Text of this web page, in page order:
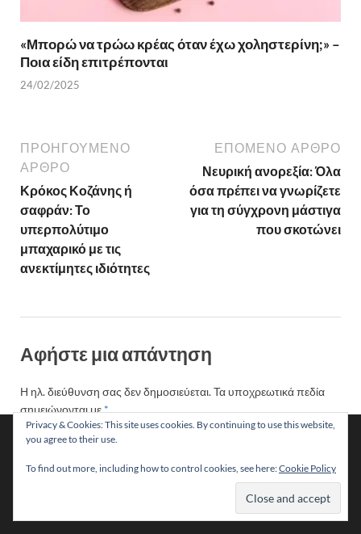
«Μπορώ να τρώω κρέας όταν έχω χοληστερίνη;» –
Ποια είδη επιτρέπονται
24/02/2025
ΠΡΟΗΓΟΎΜΕΝΟ
ΆΡΘΡΟ
Κρόκος Κοζάνης ή
σαφράν: Το
υπερπολύτιμο
μπαχαρικό με τις
ανεκτίμητες ιδιότητες
ΕΠΌΜΕΝΟ ΆΡΘΡΟ
Νευρική ανορεξία: Όλα
όσα πρέπει να γνωρίζετε
για τη σύγχρονη μάστιγα
που σκοτώνει
Αφήστε μια απάντηση
Η ηλ. διεύθυνση σας δεν δημοσιεύεται.Τα υποχρεωτικά πεδία
σημειώνονται με*
ΣΧΌΛΙΟ*
Χρησιμοποιούμε cookies για να σας προσφέρουμε τη
βέλτιστη εμπειρία πλοήγησης στον ιστότοπό μας.
Μπορείτε να μάθετε ποια cookies χρησιμοποιούμε ή να τα
απενεργοποιήσετε στιςρυθμίσεις
Privacy & Cookies: This site uses cookies. By continuing to use this website,
you agree to their use.
To find out more, including how to control cookies, see here:Cookie Policy